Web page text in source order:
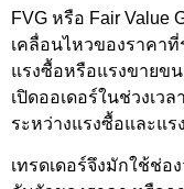
FVG หรือ Fair Value
เคลื่อนไหวของราคาที่
แรงซื้อหรือแรงขายข
เปิดออเดอร์ในช่วงเว
ระหว่างแรงซื้อและแร
เทรดเดอร์จึงมักใช้ช่